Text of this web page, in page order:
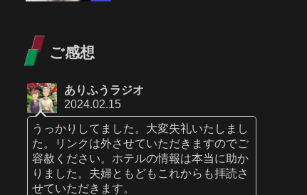
ご感想
ありふうラジオ
2024.02.15
うっかりしてました。大変失礼いたしまし
た。リンクは外させていただきますのでご
容赦ください。ホテルの情報は本当に助か
りました。夫婦ともどもこれからも拝読さ
せていただきます。